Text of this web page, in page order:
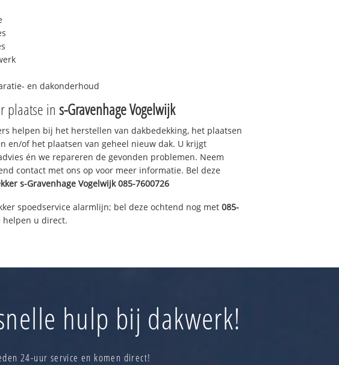
en dakonderhoud
plaatse in s-Gravenhage Vogelwijk
helpen bij het herstellen van dakbedekking, het plaatsen
en/of het plaatsen van geheel nieuw dak. U krijgt
én we repareren de gevonden problemen. Neem
contact met ons op voor meer informatie. Bel deze
s-Gravenhage Vogelwijk085-7600726
spoedservice alarmlijn; bel deze ochtend nog met 085-
helpen u direct.
hulp bij dakwerk!
24-uur service en komen direct!